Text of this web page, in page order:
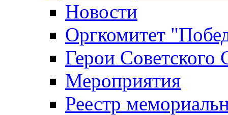
Новости
Оргкомитет
Герои Советского
Мероприятия
Реестр